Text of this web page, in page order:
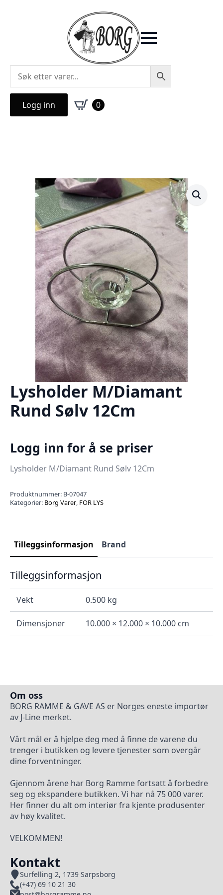
Logg inn 0
Lysholder M/Diamant
Rund Sølv 12Cm
Logg inn for å se priser
Lysholder M/Diamant Rund Sølv 12Cm
Produktnummer: B-07047
Kategorier: Borg Varer, FOR LYS
Tilleggsinformasjon Brand
Tilleggsinformasjon
Vekt 0.500 kg
Dimensjoner 10.000 × 12.000 × 10.000 cm
Om oss
BORG RAMME & GAVE AS er Norges eneste importør
av J-Line merket.
Vårt mål er å hjelpe deg med å finne de varene du
trenger i butikken og levere tjenester som overgår
dine forventninger.
Gjennom årene har Borg Ramme fortsatt å forbedre
seg og ekspandere butikken. Vi har nå 75 000 varer.
Her finner du alt om interiør fra kjente produsenter
av høy kvalitet.
VELKOMMEN!
Kontakt
Surfelling 2, 1739 Sarpsborg
(+47) 69 10 21 30